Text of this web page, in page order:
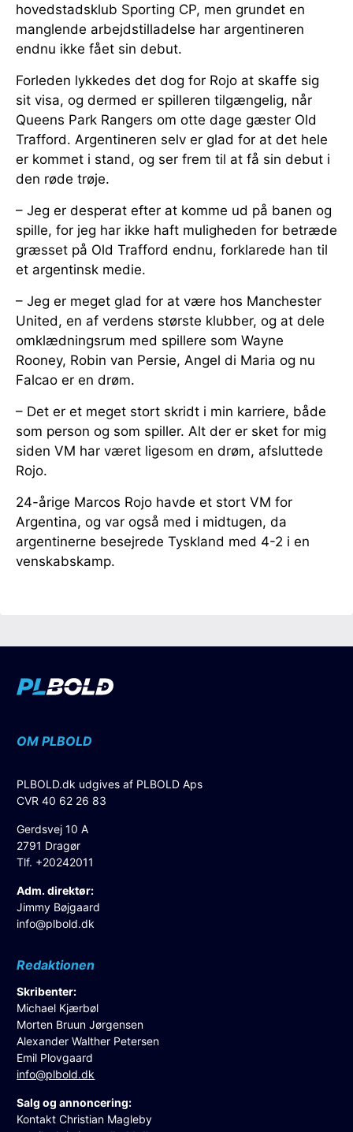
hovedstadsklub Sporting CP, men grundet en
manglende arbejdstilladelse har argentineren
endnu ikke fået sin debut.
Forleden lykkedes det dog for Rojo at skaffe sig
sit visa, og dermed er spilleren tilgængelig, når
Queens Park Rangers om otte dage gæster Old
Trafford. Argentineren selv er glad for at det hele
er kommet i stand, og ser frem til at få sin debut i
den røde trøje.
– Jeg er desperat efter at komme ud på banen og
spille, for jeg har ikke haft muligheden for betræde
græsset på Old Trafford endnu, forklarede han til
et argentinsk medie.
– Jeg er meget glad for at være hos Manchester
United, en af verdens største klubber, og at dele
omklædningsrum med spillere som Wayne
Rooney, Robin van Persie, Angel di Maria og nu
Falcao er en drøm.
– Det er et meget stort skridt i min karriere, både
som person og som spiller. Alt der er sket for mig
siden VM har været ligesom en drøm, afsluttede
Rojo.
24-årige Marcos Rojo havde et stort VM for
Argentina, og var også med i midtugen, da
argentinerne besejrede Tyskland med 4-2 i en
venskabskamp.
OM PLBOLD
PLBOLD.dk udgives af PLBOLD Aps
CVR 40 62 26 83
Gerdsvej 10 A
2791 Dragør
Tlf. +20242011
Adm. direktør:
Jimmy Bøjgaard
info@plbold.dk
Redaktionen
Skribenter:
Michael Kjærbøl
Morten Bruun Jørgensen
Alexander Walther Petersen
Emil Plovgaard
info@plbold.dk
Salg og annoncering:
Kontakt Christian Magleby